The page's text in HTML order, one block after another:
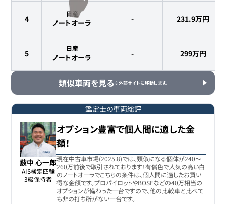
4
日産
ノートオーラ - 231.9万円
5
日産
ノートオーラ - 299万円
類似車両を見る※外部サイトに移動します。
鑑定士の車両総評
薮中 心一郎
AIS検定四輪
3級保持者
オプション豊富で個人間に適した金
額！
現在中古車市場(2025.8)では、類似になる個体が240〜
260万前後で取引されております！有償色で人気の高い白
のノートオーラでこちらの条件は、個人間に適したお買い
得な金額です。プロパイロットやBOSEなどの40万相当の
オプションが備わった一台ですので、他の比較車と比べて
も非の打ち所がない一台です。